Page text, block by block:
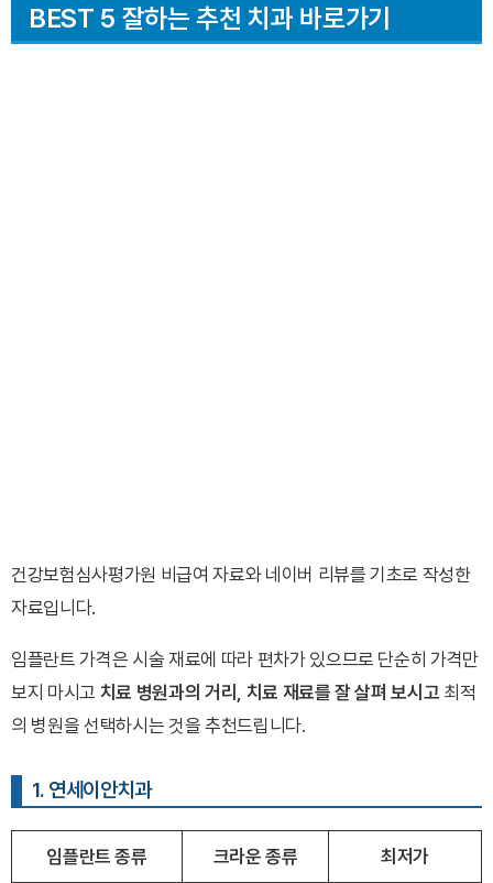
BEST 5 잘하는 추천 치과 바로가기
건강보험심사평가원 비급여 자료와 네이버 리뷰를 기초로 작성한
자료입니다.
임플란트 가격은 시술 재료에 따라 편차가 있으므로 단순히 가격만
보지 마시고 치료 병원과의 거리, 치료 재료를 잘 살펴 보시고 최적
의 병원을 선택하시는 것을 추천드립니다.
1. 연세이안치과
임플란트 종류 크라운 종류 최저가